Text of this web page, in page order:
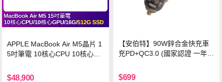
APPLE MacBook Air M5晶片 1
5吋筆電 10核心CPU 10核心GP
$48,900
【安伯特】90W鋅合金快充車
充PD+QC3.0 (國家認證 一年保
$699